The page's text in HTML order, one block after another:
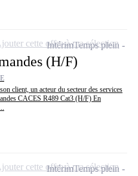
(H/F)
client, un acteur du secteur des services
CACES R489 Cat3 (H/F) En
IntérimTemps plein
cette offre à ma sélection
IntérimTemps plein
cette offre à ma sélection